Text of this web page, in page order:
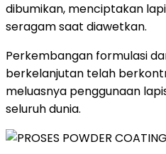
dibumikan, menciptakan
seragam saat diawetkan.
Perkembangan formulasi
berkelanjutan telah
meluasnya penggunaan
seluruh dunia.